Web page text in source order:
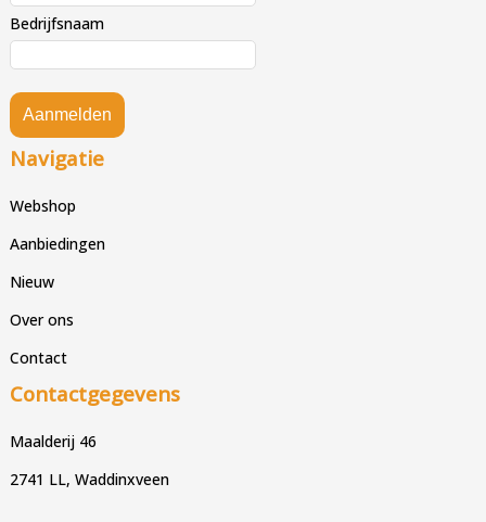
Bedrijfsnaam
Aanmelden
Navigatie
Webshop
Aanbiedingen
Nieuw
Over ons
Contact
Contactgegevens
Maalderij 46
2741 LL, Waddinxveen